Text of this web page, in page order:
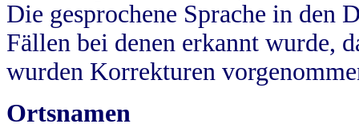
Die gesprochene Sprache in
Fällen bei denen erkannt wurde,
wurden Korrekturen
Ortsnamen